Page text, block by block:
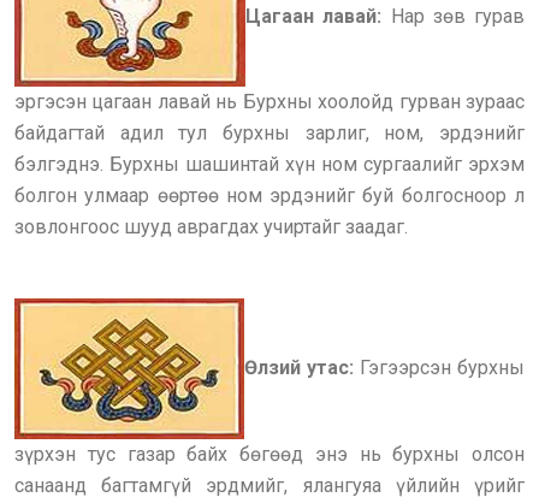
Цагаан лавай: Нар зөв гурав
эргэсэн цагаан лавай нь Бурхны хоолойд гурван зураас
байдагтай адил тул бурхны зарлиг, ном, эрдэнийг
бэлгэднэ. Бурхны шашинтай хүн ном сургаалийг эрхэм
болгон улмаар өөртөө ном эрдэнийг буй болгосноор л
зовлонгоос шууд аврагдах учиртайг заадаг.
Өлзий утас: Гэгээрсэн бурхны
зүрхэн тус газар байх бөгөөд энэ нь бурхны олсон
санаанд багтамгүй эрдмийг, ялангуяа үйлийн үрийг